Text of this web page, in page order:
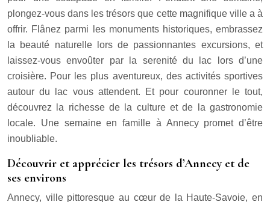
plongez-vous dans les trésors que cette magnifique ville a à
offrir. Flânez parmi les monuments historiques, embrassez
la beauté naturelle lors de passionnantes excursions, et
laissez-vous envoûter par la serenité du lac lors d’une
croisière. Pour les plus aventureux, des activités sportives
autour du lac vous attendent. Et pour couronner le tout,
découvrez la richesse de la culture et de la gastronomie
locale. Une semaine en famille à Annecy promet d’être
inoubliable.
Découvrir et apprécier les trésors d’Annecy et de
ses environs
Annecy, ville pittoresque au cœur de la Haute-Savoie, en